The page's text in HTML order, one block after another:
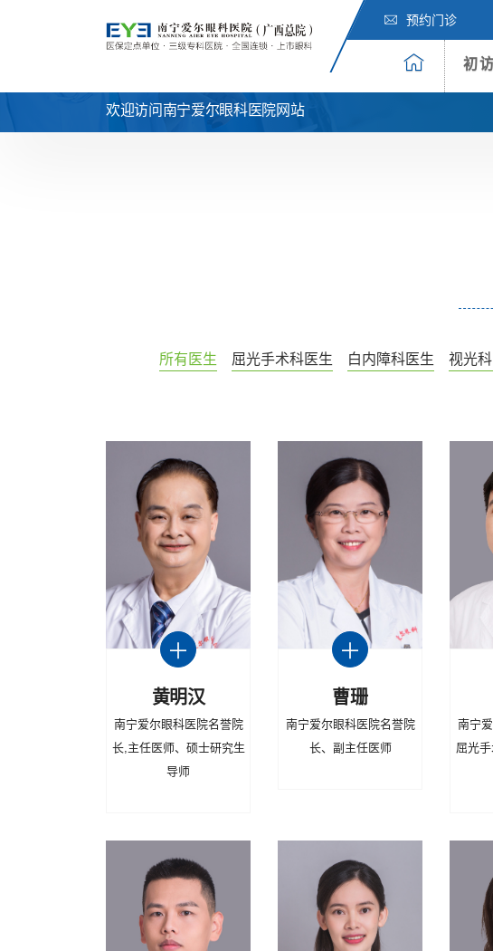
预约门诊
初
欢迎访问南宁爱尔眼科医院网站
所有医生 屈光手术科医生 白内障科医生 视光
黄明汉
南宁爱尔眼科医院名誉院
长,主任医师、硕士研究生
导师
曹珊
南宁爱尔眼科医院名誉院
长、副主任医师
南宁
屈光